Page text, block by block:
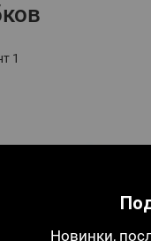
1
Новинки,